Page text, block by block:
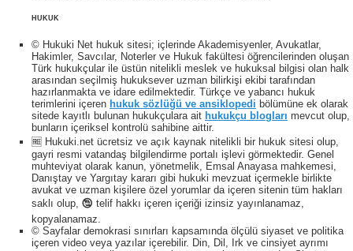
HUKUK
© Hukuki Net hukuk sitesi; içlerinde Akademisyenler, Avukatlar,
Hakimler, Savcılar, Noterler ve Hukuk fakültesi öğrencilerinden oluşan
Türk hukukçular ile üstün nitelikli meslek ve hukuksal bilgisi olan halk
arasından seçilmiş hukuksever uzman bilirkişi ekibi tarafından
hazırlanmakta ve idare edilmektedir. Türkçe ve yabancı hukuk
terimlerini içeren hukuk sözlüğü ve ansiklopedi bölümüne ek olarak
sitede kayıtlı bulunan hukukçulara ait hukukçu blogları mevcut olup,
bunların içeriksel kontrolü sahibine aittir.
🆓 Hukuki.net ücretsiz ve açık kaynak nitelikli bir hukuk sitesi olup,
gayri resmi vatandaş bilgilendirme portalı işlevi görmektedir. Genel
muhteviyat olarak kanun, yönetmelik, Emsal Anayasa mahkemesi,
Danıştay ve Yargıtay kararı gibi hukuki mevzuat içermekle birlikte
avukat ve uzman kişilere özel yorumlar da içeren sitenin tüm hakları
saklı olup, 🕲 telif hakkı içeren içeriği izinsiz yayınlanamaz,
kopyalanamaz.
© Sayfalar demokrasi sınırları kapsamında ölçülü siyaset ve politika
içeren video veya yazılar içerebilir. Din, Dil, Irk ve cinsiyet ayrımı